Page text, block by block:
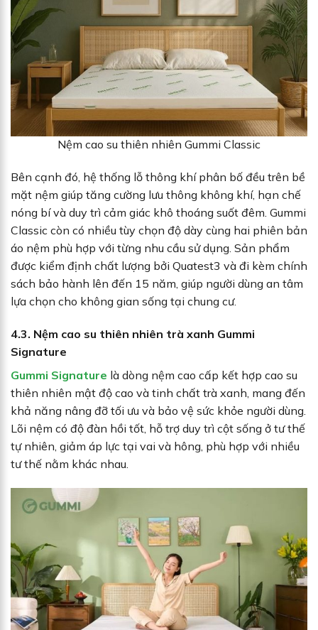
Nệm cao su thiên nhiên Gummi Classic
Bên cạnh đó, hệ thống lỗ thông khí phân bố đều trên bề
mặt nệm giúp tăng cường lưu thông không khí, hạn chế
nóng bí và duy trì cảm giác khô thoáng suốt đêm. Gummi
Classic còn có nhiều tùy chọn độ dày cùng hai phiên bản
áo nệm phù hợp với từng nhu cầu sử dụng. Sản phẩm
được kiểm định chất lượng bởi Quatest3 và đi kèm chính
sách bảo hành lên đến 15 năm, giúp người dùng an tâm
lựa chọn cho không gian sống tại chung cư.
4.3. Nệm cao su thiên nhiên trà xanh Gummi
Signature
Gummi Signature là dòng nệm cao cấp kết hợp cao su
thiên nhiên mật độ cao và tinh chất trà xanh, mang đến
khả năng nâng đỡ tối ưu và bảo vệ sức khỏe người dùng.
Lõi nệm có độ đàn hồi tốt, hỗ trợ duy trì cột sống ở tư thế
tự nhiên, giảm áp lực tại vai và hông, phù hợp với nhiều
tư thế nằm khác nhau.